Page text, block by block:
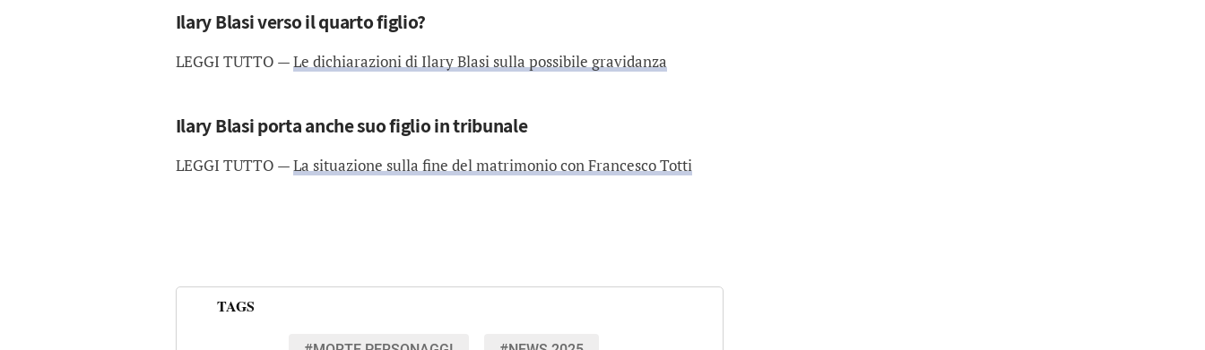
Ilary Blasi verso il quarto figlio?
LEGGI TUTTO —Le dichiarazioni di Ilary Blasi sulla possibile gravidanza
Ilary Blasi porta anche suo figlio in tribunale
LEGGI TUTTO —La situazione sulla fine del matrimonio con Francesco Totti
TAGS